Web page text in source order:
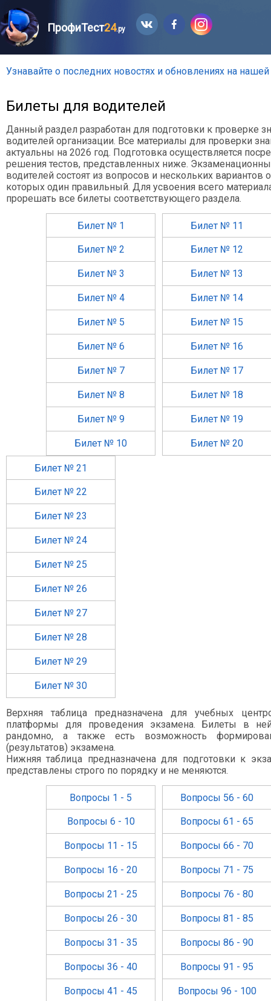
ПрофиТест24.ру
Узнавайте о последних новостях и обновлениях на нашей
Билеты для водителей
Данный раздел разработан для подготовки к проверке
водителей организации. Все материалы для проверки
актуальны на 2026 год. Подготовка осуществляется
решения тестов, представленных ниже.
водителей состоят из вопросов и нескольких вариантов
которых один правильный. Для усвоения всего
прорешать все билеты соответствующего раздела.
Билет № 1
Билет № 2
Билет № 3
Билет № 4
Билет № 5
Билет № 6
Билет № 7
Билет № 8
Билет № 9
Билет № 10
Билет № 11
Билет № 12
Билет № 13
Билет № 14
Билет № 15
Билет № 16
Билет № 17
Билет № 18
Билет № 19
Билет № 20
Билет № 21
Билет № 22
Билет № 23
Билет № 24
Билет № 25
Билет № 26
Билет № 27
Билет № 28
Билет № 29
Билет № 30
Верхняя таблица предназначена для учебных
платформы для проведения экзамена. Билеты в
рандомно, а также есть возможность
(результатов) экзамена.
Нижняя таблица предназначена для подготовки к
представлены строго по порядку и не меняются.
Вопросы 1 - 5
Вопросы 6 - 10
Вопросы 11 - 15
Вопросы 16 - 20
Вопросы 21 - 25
Вопросы 26 - 30
Вопросы 31 - 35
Вопросы 36 - 40
Вопросы 41 - 45
Вопросы 56 - 60
Вопросы 61 - 65
Вопросы 66 - 70
Вопросы 71 - 75
Вопросы 76 - 80
Вопросы 81 - 85
Вопросы 86 - 90
Вопросы 91 - 95
Вопросы 96 - 100